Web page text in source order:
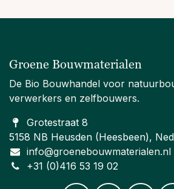
Groene Bouwmaterialen
De Bio Bouwhandel voor
verwerkers en zelfbouwers.
Grotestraat 8
5158 NB Heusden (Heesbeen),
info@groenebouwmaterialen.nl
+31 (0)416 53 19 02